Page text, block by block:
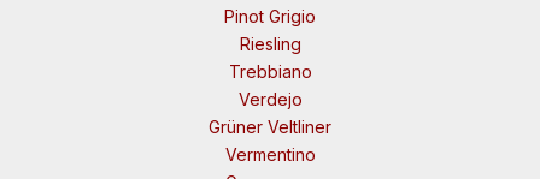
Pinot Grigio
Riesling
Trebbiano
Verdejo
Grüner Veltliner
Vermentino